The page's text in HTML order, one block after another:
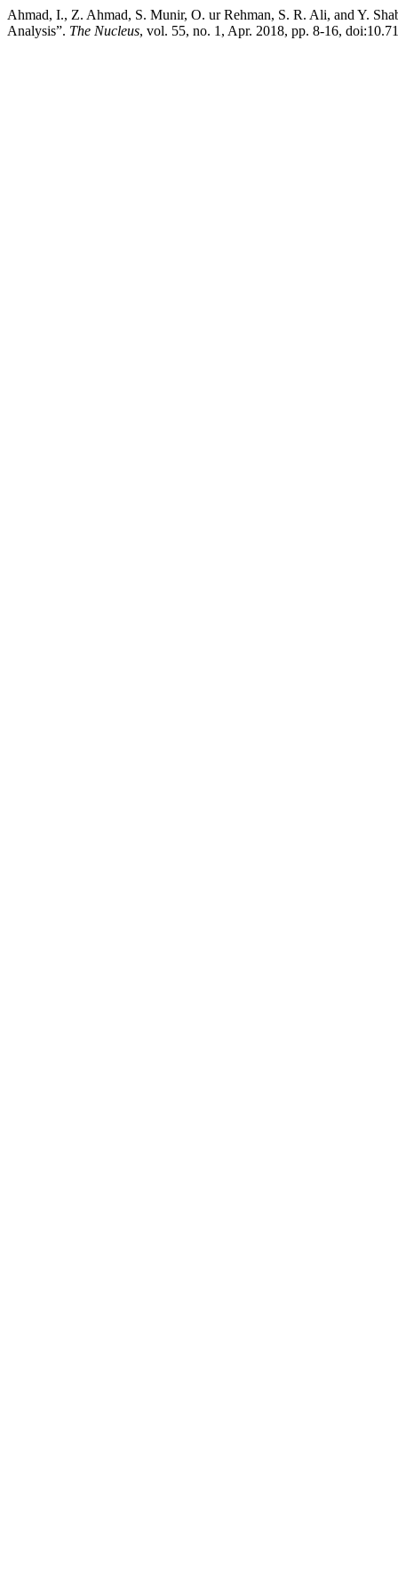
Ahmad, I., Z. Ahmad, S. Munir, O. ur Rehman, S. R. Ali, and Y.
Analysis”. The Nucleus, vol. 55, no. 1, Apr. 2018, pp. 8-16,